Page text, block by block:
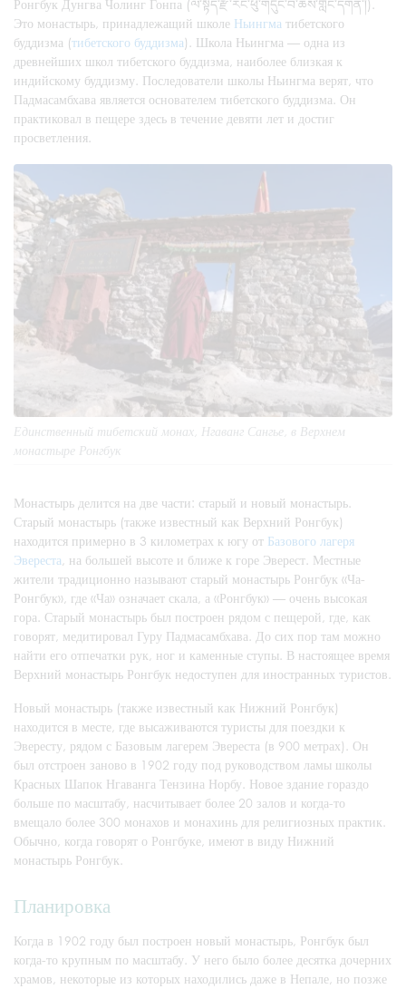
Ронгбук Дунгва Чолинг Гонпа (ལ་སྟོད་རྫ་རོང་ཕུ་གདུང་བ་ཆོས་གླིང་དགོན་།).
Это монастырь, принадлежащий школе Ньингма тибетского
буддизма (тибетского буддизма). Школа Ньингма — одна из
древнейших школ тибетского буддизма, наиболее близкая к
индийскому буддизму. Последователи школы Ньингма верят, что
Падмасамбхава является основателем тибетского буддизма. Он
практиковал в пещере здесь в течение девяти лет и достиг
просветления.
Единственный тибетский монах, Нгаванг Сангье, в Верхнем
монастыре Ронгбук
Монастырь делится на две части: старый и новый монастырь.
Старый монастырь (также известный как Верхний Ронгбук)
находится примерно в 3 километрах к югу от Базового лагеря
Эвереста, на большей высоте и ближе к горе Эверест. Местные
жители традиционно называют старый монастырь Ронгбук «Ча-
Ронгбук», где «Ча» означает скала, а «Ронгбук» — очень высокая
гора. Старый монастырь был построен рядом с пещерой, где, как
говорят, медитировал Гуру Падмасамбхава. До сих пор там можно
найти его отпечатки рук, ног и каменные ступы. В настоящее время
Верхний монастырь Ронгбук недоступен для иностранных туристов.
Новый монастырь (также известный как Нижний Ронгбук)
находится в месте, где высаживаются туристы для поездки к
Эвересту, рядом с Базовым лагерем Эвереста (в 900 метрах). Он
был отстроен заново в 1902 году под руководством ламы школы
Красных Шапок Нгаванга Тензина Норбу. Новое здание гораздо
больше по масштабу, насчитывает более 20 залов и когда-то
вмещало более 300 монахов и монахинь для религиозных практик.
Обычно, когда говорят о Ронгбуке, имеют в виду Нижний
монастырь Ронгбук.
Планировка
Когда в 1902 году был построен новый монастырь, Ронгбук был
когда-то крупным по масштабу. У него было более десятка дочерних
храмов, некоторые из которых находились даже в Непале, но позже